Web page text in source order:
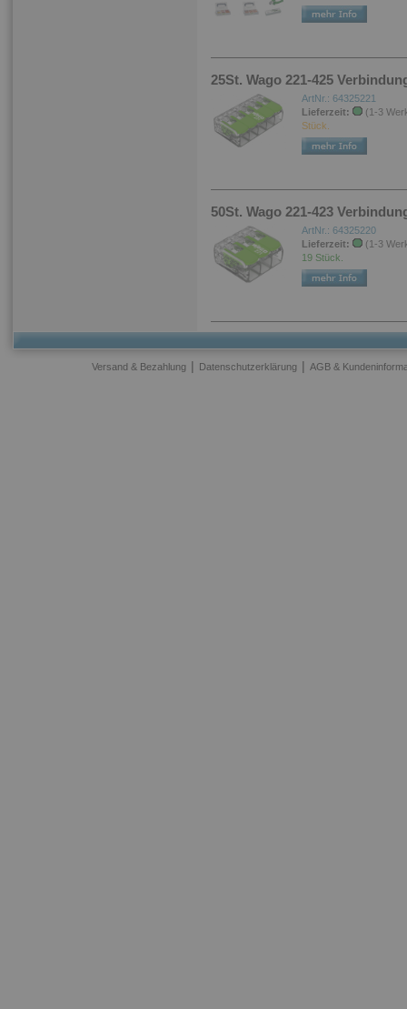
25St. Wago 221-425
ArtNr.: 64325221
Lieferzeit:
(1-3
Stück.
50St. Wago 221-423
ArtNr.: 64325220
Lieferzeit:
(1-3
19 Stück.
Versand & Bezahlung | Datenschutzerklärung | AGB &